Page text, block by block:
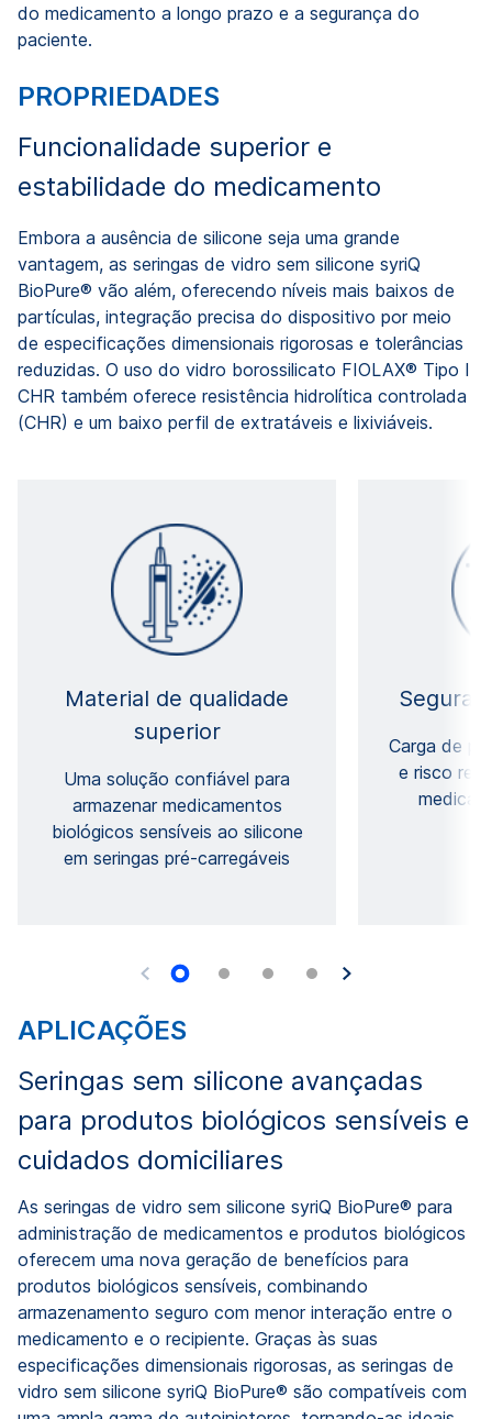
do medicamento a longo prazo e a segurança do
paciente.
PROPRIEDADES
Funcionalidade superior e
estabilidade do medicamento
Embora a ausência de silicone seja uma grande
vantagem, as seringas de vidro sem silicone syriQ
BioPure® vão além, oferecendo níveis mais baixos de
partículas, integração precisa do dispositivo por meio
de especificações dimensionais rigorosas e tolerâncias
reduzidas. O uso do vidro borossilicato FIOLAX® Tipo I
CHR também oferece resistência hidrolítica controlada
(CHR) e um baixo perfil de extratáveis ​​e lixiviáveis.
Material de qualidade
superior
Uma solução confiável para
armazenar medicamentos
biológicos sensíveis ao silicone
em seringas pré-carregáveis
Carga de
e risco
APLICAÇÕES
Seringas sem silicone avançadas
para produtos biológicos sensíveis e
cuidados domiciliares
As seringas de vidro sem silicone syriQ BioPure® para
administração de medicamentos e produtos biológicos
oferecem uma nova geração de benefícios para
produtos biológicos sensíveis, combinando
armazenamento seguro com menor interação entre o
medicamento e o recipiente. Graças às suas
especificações dimensionais rigorosas, as seringas de
vidro sem silicone syriQ BioPure® são compatíveis com